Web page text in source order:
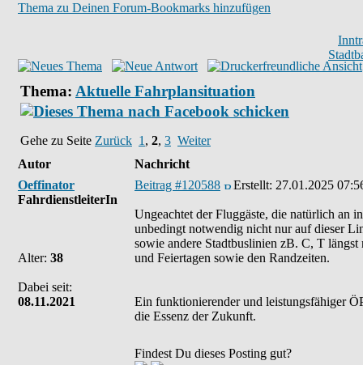
Thema zu Deinen Forum-Bookmarks hinzufügen
Thema: Aktuelle Fahrplansituation
Gehe zu Seite Zurück 1 , 2, 3 Weiter
Autor
Nachricht
Oeffinator
FahrdienstleiterIn
Alter: 38
Dabei seit:
08.11.2021
Beitrag #120588 Erstellt: 27.01.2025
Ungeachtet der Fluggäste, die natürlich an
unbedingt notwendig nicht nur auf dieser
sowie andere Stadtbuslinien zB. C, T
und Feiertagen sowie den Randzeiten.
Ein funktionierender und leistungsfähiger
die Essenz der Zukunft.
Findest Du dieses Posting gut?